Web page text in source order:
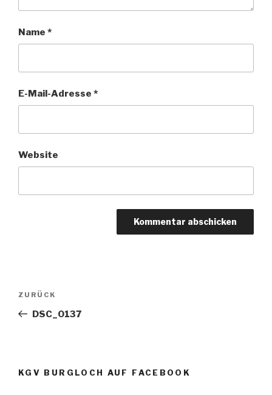
Name *
E-Mail-Adresse *
Website
Beitragsnavigation
Vorheriger
Beitrag
ZURÜCK
DSC_0137
KGV BURGLOCH AUF FACEBOOK